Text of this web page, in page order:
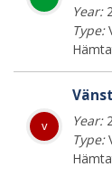
Year:
Type:
v Year:
Type: